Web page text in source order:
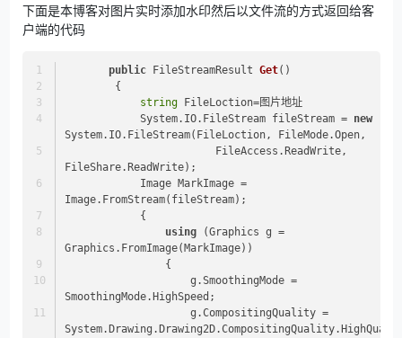
下面是本博客对图片实时添加水印然后以文件流的方式返回给客
户端的代码
public FileStreamResult Get()
        {
string FileLoction=图片地址
            System.IO.FileStream fileStream =
new
System.IO.FileStream(FileLoction, FileMode.Open,
FileShare.ReadWrite);
Image.FromStream(fileStream);
            {
using (Graphics g =
Graphics.FromImage(MarkImage))
                {
SmoothingMode.HighSpeed;